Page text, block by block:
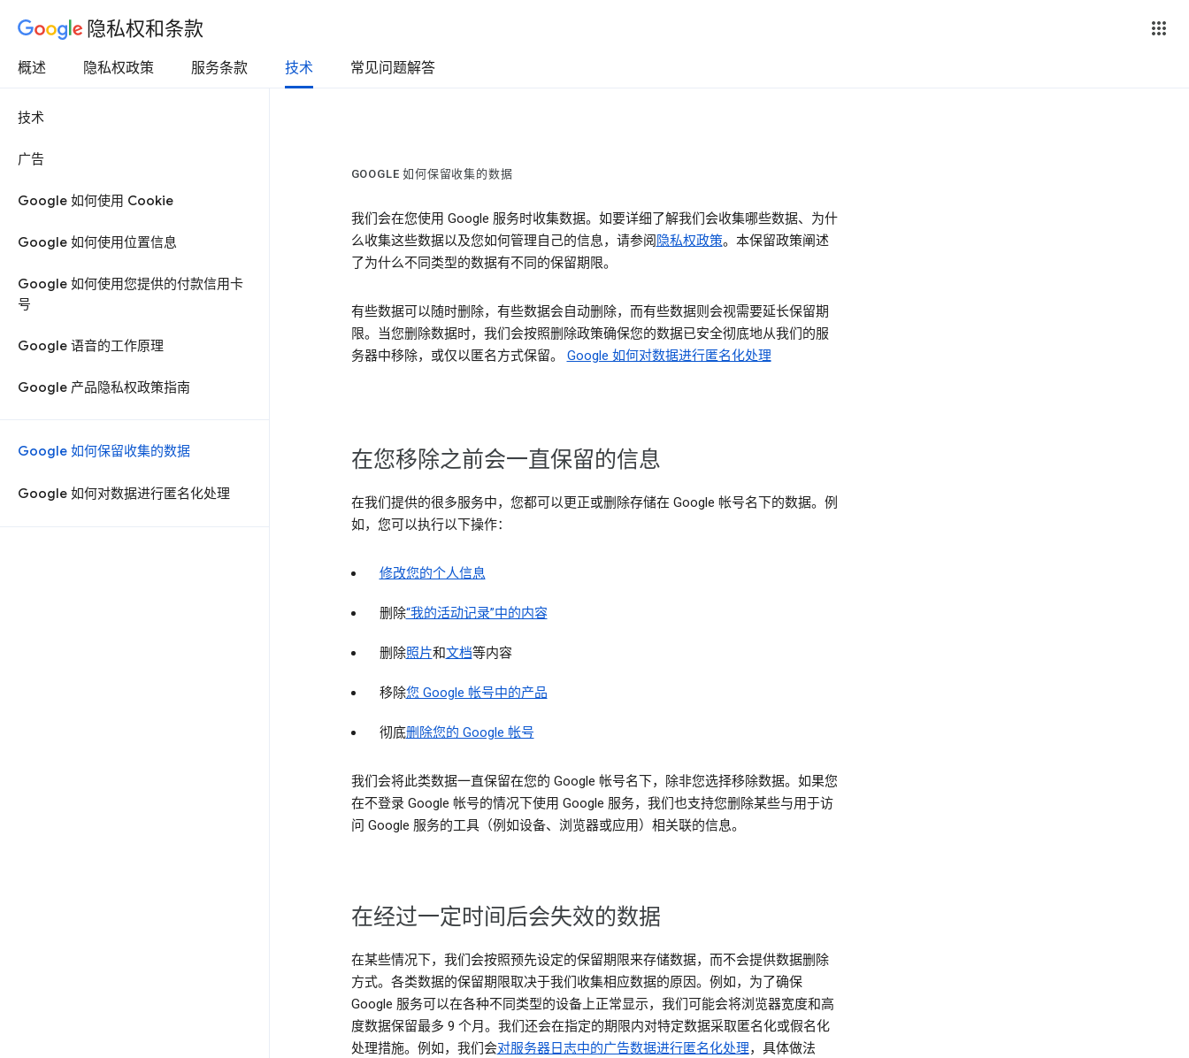
隐私权和条款
概述 隐私权政策 服务条款 技术 常见问题解答
技术
广告
Google 如何使用 Cookie
Google 如何使用位置信息
Google 如何使用您提供的付款信用卡
号
Google 语音的工作原理
Google 产品隐私权政策指南
Google 如何保留收集的数据
Google 如何对数据进行匿名化处理
GOOGLE 如何保留收集的数据
我们会在您使用 Google 服务时收集数据。如要详细了解我们会收集哪些数据、为什
么收集这些数据以及您如何管理自己的信息，请参阅 隐私权政策。本保留政策阐述
了为什么不同类型的数据有不同的保留期限。
有些数据可以随时删除，有些数据会自动删除，而有些数据则会视需要延长保留期
限。当您删除数据时，我们会按照删除政策确保您的数据已安全彻底地从我们的服
务器中移除，或仅以匿名方式保留。 Google 如何对数据进行匿名化处理
在您移除之前会一直保留的信息
在我们提供的很多服务中，您都可以更正或删除存储在 Google 帐号名下的数据。例
如，您可以执行以下操作：
修改您的个人信息
删除“我的活动记录”中的内容
删除照片和文档等内容
移除您 Google 帐号中的产品
彻底删除您的 Google 帐号
我们会将此类数据一直保留在您的 Google 帐号名下，除非您选择移除数据。如果您
在不登录 Google 帐号的情况下使用 Google 服务，我们也支持您删除某些与用于访
问 Google 服务的工具（例如设备、浏览器或应用）相关联的信息。
在经过一定时间后会失效的数据
在某些情况下，我们会按照预先设定的保留期限来存储数据，而不会提供数据删除
方式。各类数据的保留期限取决于我们收集相应数据的原因。例如，为了确保
Google 服务可以在各种不同类型的设备上正常显示，我们可能会将浏览器宽度和高
度数据保留最多 9 个月。我们还会在指定的期限内对特定数据采取匿名化或假名化
处理措施。例如，我们会对服务器日志中的广告数据进行匿名化处理，具体做法